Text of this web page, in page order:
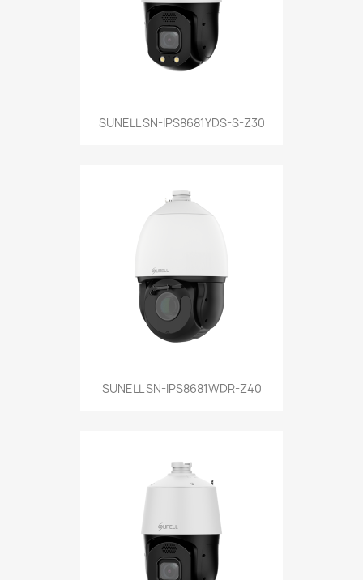
SUNELL SN-IPS8681YDS-S-Z30
SUNELL SN-IPS8681WDR-Z40